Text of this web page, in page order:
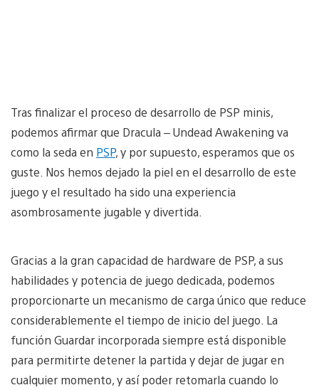
Tras finalizar el proceso de desarrollo de PSP minis,
podemos afirmar que Dracula – Undead Awakening va
como la seda en PSP, y por supuesto, esperamos que os
guste. Nos hemos dejado la piel en el desarrollo de este
juego y el resultado ha sido una experiencia
asombrosamente jugable y divertida.
Gracias a la gran capacidad de hardware de PSP, a sus
habilidades y potencia de juego dedicada, podemos
proporcionarte un mecanismo de carga único que reduce
considerablemente el tiempo de inicio del juego. La
función Guardar incorporada siempre está disponible
para permitirte detener la partida y dejar de jugar en
cualquier momento, y así poder retomarla cuando lo